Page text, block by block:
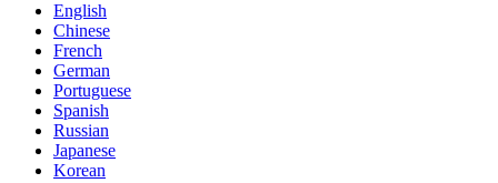
English
Chinese
French
German
Portuguese
Spanish
Russian
Japanese
Korean